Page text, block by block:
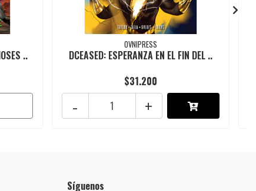
..
OVNIPRESS
DCEASED: ESPERANZA EN EL FIN DEL ..
$31.200
+
-
Síguenos